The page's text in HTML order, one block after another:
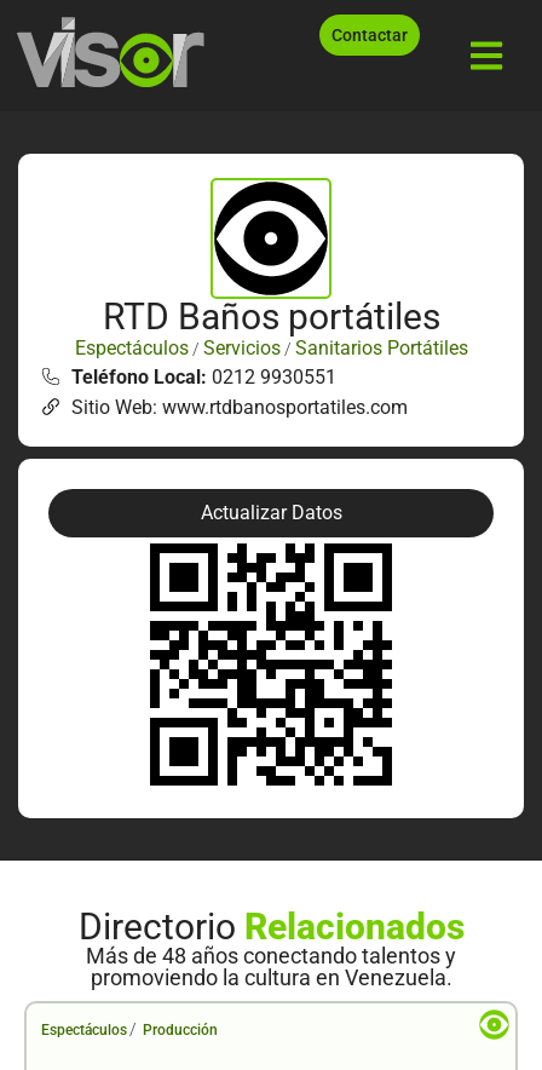
Contactar
RTD Baños portátiles
Espectáculos/ Servicios/ Sanitarios Portátiles
Teléfono Local: 0212 9930551
Sitio Web: www.rtdbanosportatiles.com
Actualizar Datos
Directorio Relacionados
Más de 48 años conectando talentos y
promoviendo la cultura en Venezuela.
Espectáculos / Producción